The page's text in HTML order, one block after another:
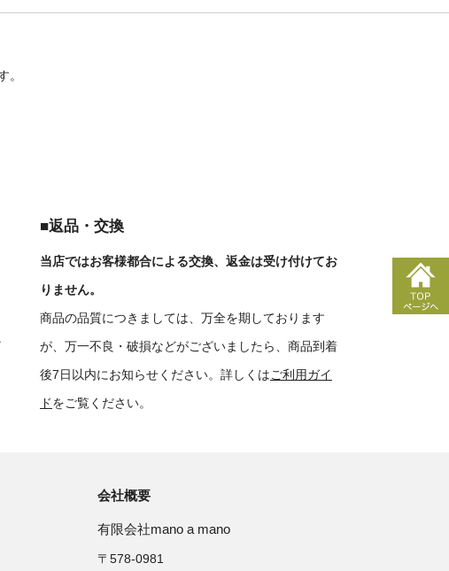
。
■返品・交換
当店ではお客様都合による交換、返金は受け付けてお
りません。
商品の品質につきましては、万全を期しております
が、万一不良・破損などがございましたら、商品到着
後7日以内にお知らせください。詳しくはご利用ガイ
ドをご覧ください。
会社概要
有限会社mano a mano
〒578-0981